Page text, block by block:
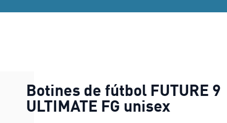
Botines de fútbol FUTURE 9
ULTIMATE FG unisex